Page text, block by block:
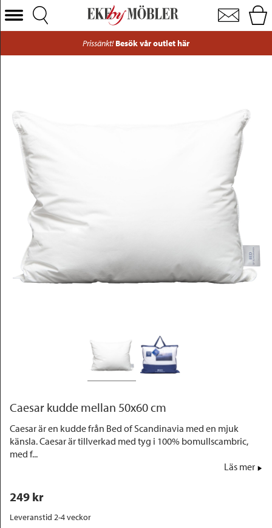
Caesar kudde mellan 50x60 cm
Välj Kategori
Stolar
Sängar
Förvaring
Inredning
Mattor
Belysning
Utemöbler
Varumärken
Prissänkt! Besök vår outlet här
Caesar kudde mellan 50x60 cm
Caesar är en kudde från Bed of Scandinavia med en mjuk
känsla. Caesar är tillverkad med tyg i 100% bomullscambric,
med f...
Läs mer
249 kr
Leveranstid 2-4 veckor